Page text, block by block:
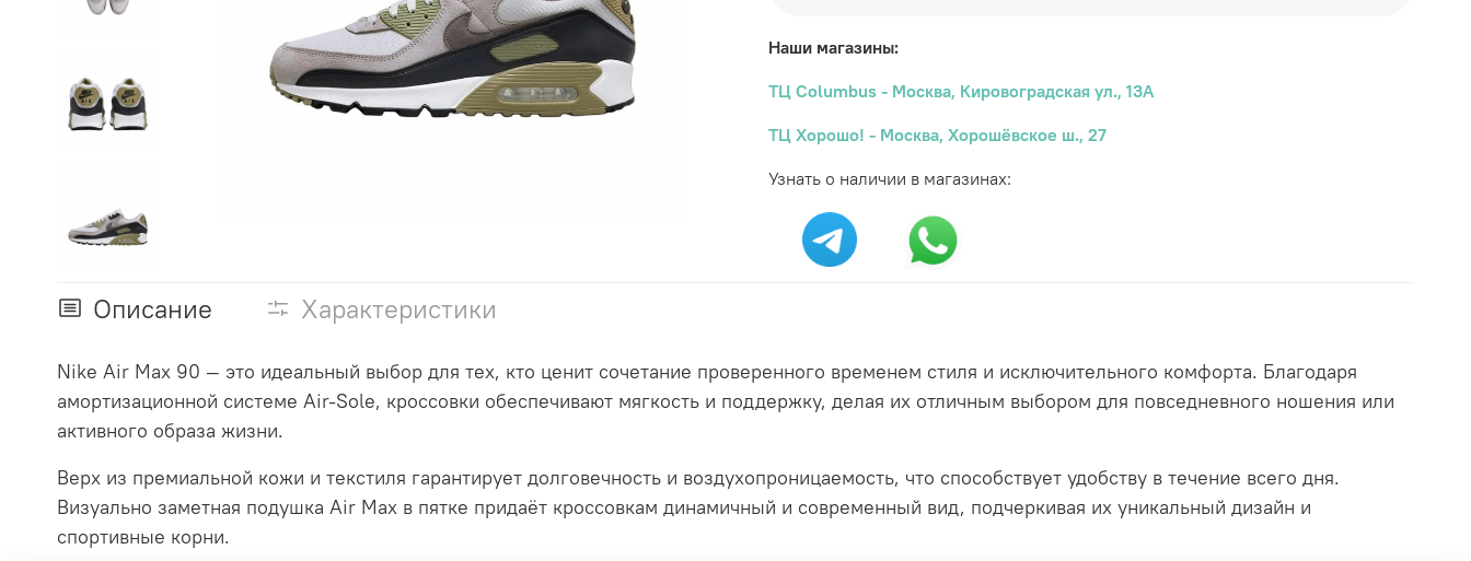
Наши магазины:
ТЦ Columbus - Москва, Кировоградская ул., 13А
ТЦ Хорошо! - Москва, Хорошёвское ш., 27
Узнать о наличии в магазинах:
Описание Характеристики
Nike Air Max 90 — это идеальный выбор для тех, кто ценит сочетание проверенного временем стиля и исключительного комфорта. Благодаря
амортизационной системе Air-Sole, кроссовки обеспечивают мягкость и поддержку, делая их отличным выбором для повседневного ношения или
активного образа жизни.
Верх из премиальной кожи и текстиля гарантирует долговечность и воздухопроницаемость, что способствует удобству в течение всего дня.
Визуально заметная подушка Air Max в пятке придаёт кроссовкам динамичный и современный вид, подчеркивая их уникальный дизайн и
спортивные корни.